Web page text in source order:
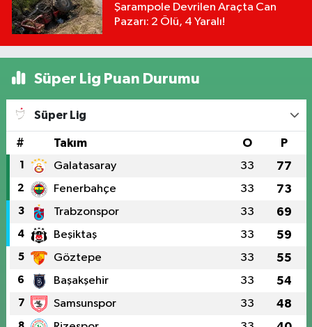
Şarampole Devrilen Araçta Can
Pazarı: 2 Ölü, 4 Yaralı!
Süper Lig Puan Durumu
Süper Lig
# Takım O P
1 Galatasaray 33 77
2 Fenerbahçe 33 73
3 Trabzonspor 33 69
4 Beşiktaş 33 59
5 Göztepe 33 55
6 Başakşehir 33 54
7 Samsunspor 33 48